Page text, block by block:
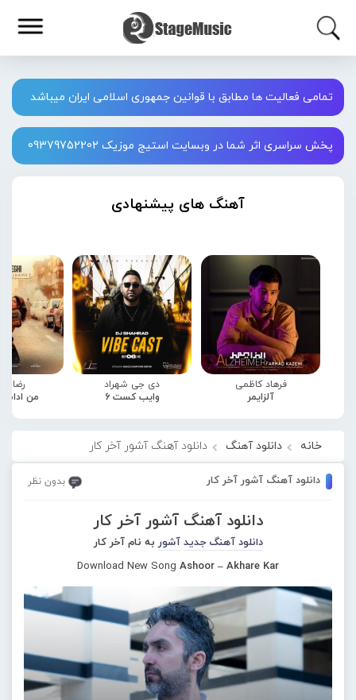
تمامی فعالیت ها مطابق با قوانین جمهوری اسلامی ایران میباشد
پخش سراسری اثر شما در وبسایت استیج موزیک 09379752202
آهنگ های پیشنهادی
فرهاد کاظمی
آلزایمر
دی جی شهراد
وایب کست 6
رضا
من
خانه دانلود آهنگ دانلود آهنگ آشور آخر کار
دانلود آهنگ آشور آخر کار بدون نظر
دانلود آهنگ آشور آخر کار
دانلود آهنگ جدید آشور به نام آخر کار
Download New Song Ashoor – Akhare Kar